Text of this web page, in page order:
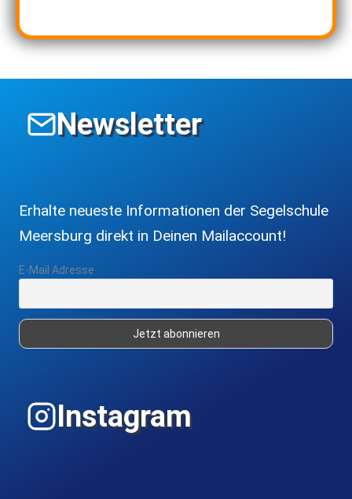
Newsletter
Erhalte neueste Informationen der Segelschule
Meersburg direkt in Deinen Mailaccount!
E-Mail Adresse
Instagram